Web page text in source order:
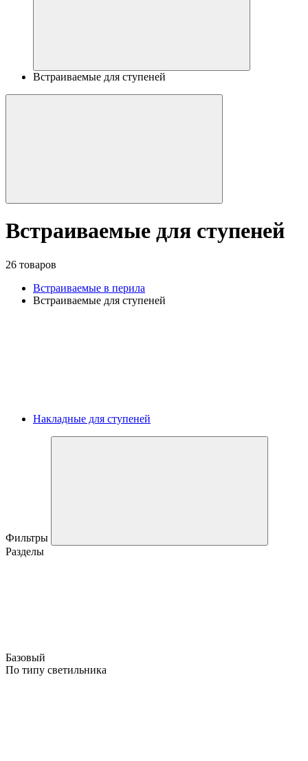
Встраиваемые для ступеней
Встраиваемые для ступеней
26 товаров
Встраиваемые в перила
Встраиваемые для ступеней
Накладные для ступеней
Фильтры
Разделы
Базовый
По типу светильника